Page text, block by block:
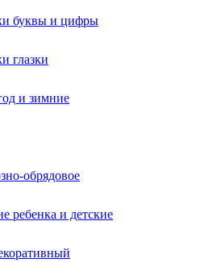
буквы и цифры
глазки
и зимние
обрядовое
ребенка и детские